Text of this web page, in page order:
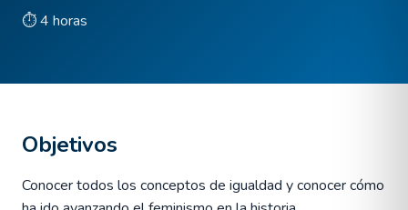
⏱ 4 horas
Objetivos
Conocer todos los conceptos de igualdad y conocer cómo